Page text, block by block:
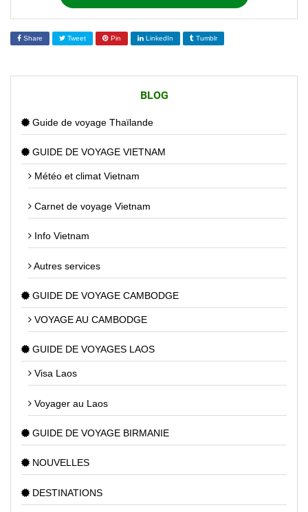
Share Tweet Pin LinkedIn Tumblr
BLOG
Guide de voyage Thaïlande
GUIDE DE VOYAGE VIETNAM
Météo et climat Vietnam
Carnet de voyage Vietnam
Info Vietnam
Autres services
GUIDE DE VOYAGE CAMBODGE
VOYAGE AU CAMBODGE
GUIDE DE VOYAGES LAOS
Visa Laos
Voyager au Laos
GUIDE DE VOYAGE BIRMANIE
NOUVELLES
DESTINATIONS